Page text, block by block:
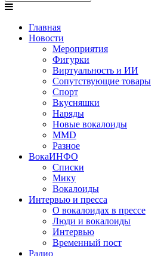
Search
navigation
Главная
Новости
Мероприятия
Фигурки
Виртуальность и ИИ
Сопутствующие товары
Спорт
Вкусняшки
Наряды
Новые вокалоиды
MMD
Разное
ВокаИНФО
Списки
Мику
Вокалоиды
Интервью и пресса
О вокалоидах в прессе
Люди и вокалоиды
Интервью
Временный пост
Радио